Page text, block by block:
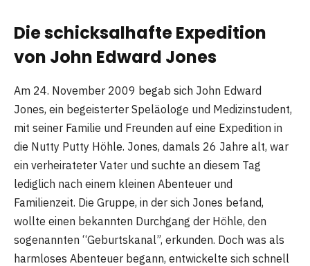
Die schicksalhafte Expedition
von John Edward Jones
Am 24. November 2009 begab sich John Edward
Jones, ein begeisterter Speläologe und Medizinstudent,
mit seiner Familie und Freunden auf eine Expedition in
die Nutty Putty Höhle. Jones, damals 26 Jahre alt, war
ein verheirateter Vater und suchte an diesem Tag
lediglich nach einem kleinen Abenteuer und
Familienzeit. Die Gruppe, in der sich Jones befand,
wollte einen bekannten Durchgang der Höhle, den
sogenannten “Geburtskanal”, erkunden. Doch was als
harmloses Abenteuer begann, entwickelte sich schnell